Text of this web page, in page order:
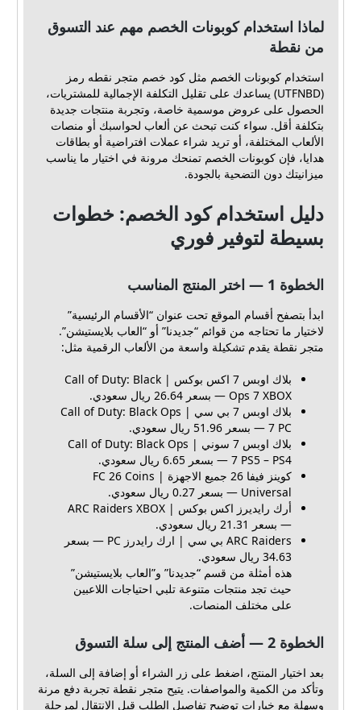
لماذا استخدام كوبونات الخصم مهم عند التسوق
من نقطة
استخدام كوبونات الخصم مثل كود خصم متجر نقطه رمز
(UTFNBD) يساعدك على تقليل التكلفة الإجمالية للمشتريات،
الحصول على عروض موسمية خاصة، وتجربة منتجات جديدة
بتكلفة أقل. سواء كنت تبحث عن ألعاب لحواسبك أو منصات
الألعاب المختلفة، أو تريد شراء عملات افتراضية أو بطاقات
هدايا، فإن كوبونات الخصم تمنحك مرونة في اختيار ما يناسب
ميزانيتك دون التضحية بالجودة.
دليل استخدام كود الخصم: خطوات
بسيطة لتوفير فوري
الخطوة 1 — اختر المنتج المناسب
ابدأ بتصفح أقسام الموقع تحت عنوان “الأقسام الرئيسية”
لاختيار ما تحتاجه من قوائم “جديدنا” أو “العاب بلايستيشن”.
متجر نقطة يقدم تشكيلة واسعة من الألعاب الرقمية مثل:
بلاك اوبس 7 اكس بوكس | Call of Duty: Black
Ops 7 XBOX — بسعر 26.64 ريال سعودي.
بلاك اوبس 7 بي سي | Call of Duty: Black Ops
7 PC — بسعر 51.96 ريال سعودي.
بلاك اوبس 7 سوني | Call of Duty: Black Ops
7 PS5 – PS4 — بسعر 6.65 ريال سعودي.
كوينز فيفا 26 جميع الاجهزة | FC 26 Coins
Universal — بسعر 0.27 ريال سعودي.
أرك رايديرز اكس بوكس | ARC Raiders XBOX
— بسعر 21.31 ريال سعودي.
ARC Raiders بي سي | ارك رايدرز PC — بسعر
34.63 ريال سعودي.
هذه أمثلة من قسم “جديدنا” و”العاب بلايستيشن”
حيث تجد منتجات متنوعة تلبي احتياجات اللاعبين
على مختلف المنصات.
الخطوة 2 — أضف المنتج إلى سلة التسوق
بعد اختيار المنتج، اضغط على زر الشراء أو إضافة إلى السلة،
وتأكد من الكمية والمواصفات. يتيح متجر نقطة تجربة دفع مرنة
وسهلة مع خيارات توضيح تفاصيل الطلب قبل الانتقال لمرحلة